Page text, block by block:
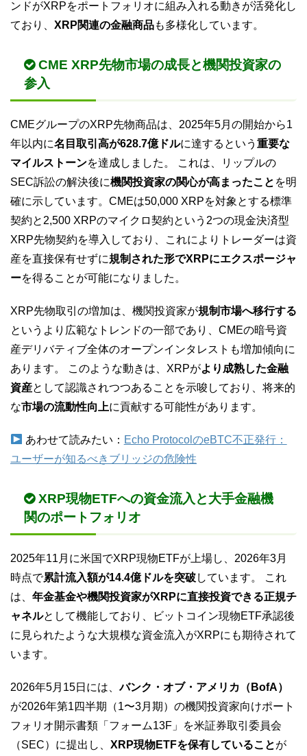
ンドがXRPをポートフォリオに組み入れる動きが活発化し
ており、 XRP関連の金融商品も多様化しています。
CME XRP先物市場の成長と機関投資家の
参入
CMEグループのXRP先物商品は、2025年5月の開始から1
年以内に名目取引高が628.7億ドルに達するという 重要な
マイルストーンを達成しました。 これは、リップルの
SEC訴訟の解決後に機関投資家の関心が高まったこと を明
確に示しています。CMEは50,000 XRPを対象とする標準
契約と2,500 XRPのマイクロ契約という2つの現金決済型
XRP先物契約を導入しており、これによりトレーダーは資
産を直接保有せずに規制された形でXRPにエクスポージャ
ーを得ることが可能になりました。
XRP先物取引の増加は、機関投資家が規制市場へ移行する
というより広範なトレンドの一部であり、CMEの暗号資
産デリバティブ全体のオープンインタレストも増加傾向に
あります。 このような動きは、XRPがより成熟した金融
資産として認識されつつあることを示唆しており、将来的
な市場の流動性向上に貢献する可能性があります。
あわせて読みたい： Echo ProtocolのeBTC不正発行：
ユーザーが知るべきブリッジの危険性
XRP現物ETFへの資金流入と大手金融機
関のポートフォリオ
2025年11月に米国でXRP現物ETFが上場し、2026年3月
時点で累計流入額が14.4億ドルを突破しています。 これ
は、 年金基金や機関投資家がXRPに直接投資できる正規チ
ャネルとして機能しており、ビットコイン現物ETF承認後
に見られたような大規模な資金流入がXRPにも期待されて
います。
2026年5月15日には、バンク・オブ・アメリカ（BofA）
が2026年第1四半期（1〜3月期）の機関投資家向けポート
フォリオ開示書類「フォーム13F」を米証券取引委員会
（SEC）に提出し、 XRP現物ETFを保有していることが